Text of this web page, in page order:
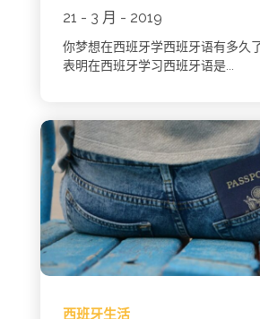
21 - 3 月 - 2019
你梦想在西班牙学西班牙语有多久
表明在西班牙学习西班牙语是...
西班牙生活